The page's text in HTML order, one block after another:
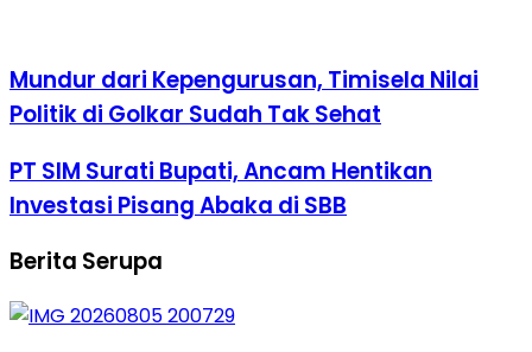
Mundur dari Kepengurusan, Timisela Nilai
Politik di Golkar Sudah Tak Sehat
PT SIM Surati Bupati, Ancam Hentikan
Investasi Pisang Abaka di SBB
Berita Serupa